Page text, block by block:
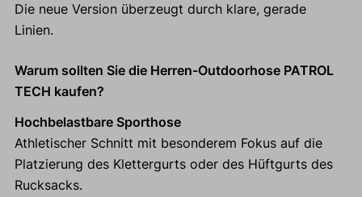
Die neue Version überzeugt durch klare, gerade
Linien.
Warum sollten Sie die Herren-Outdoorhose PATROL
TECH kaufen?
Hochbelastbare Sporthose
Athletischer Schnitt mit besonderem Fokus auf die
Platzierung des Klettergurts oder des Hüftgurts des
Rucksacks.